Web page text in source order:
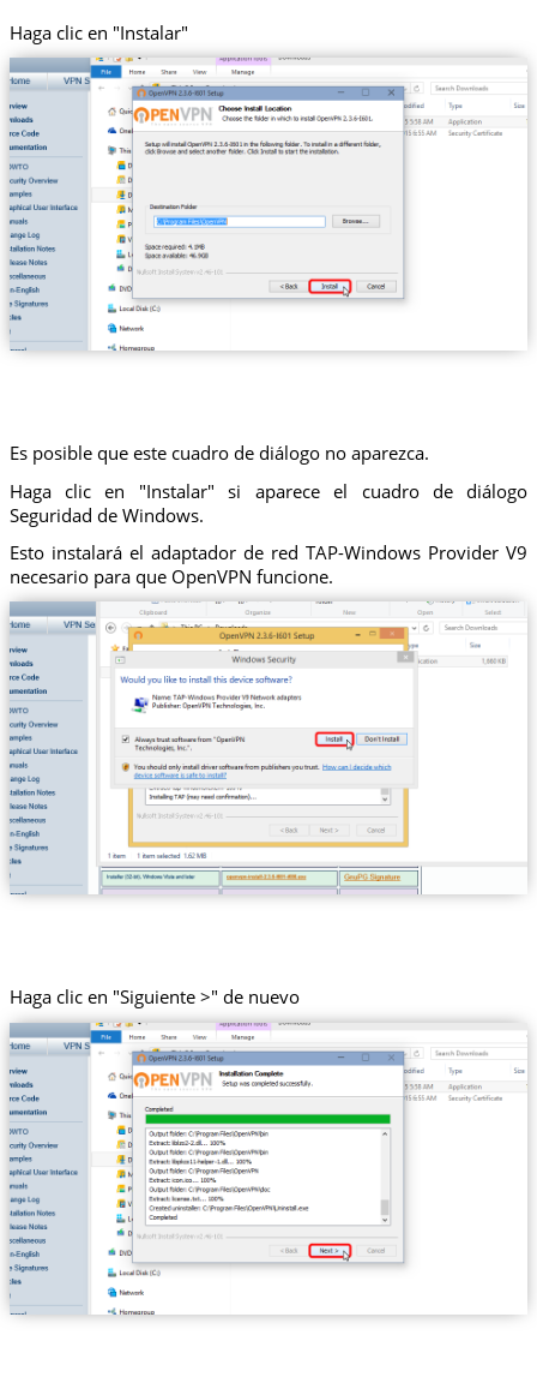
Haga clic en "Instalar"
Es posible que este cuadro de diálogo no aparezca.
Haga clic en "Instalar" si aparece el cuadro de diálogo
Seguridad de Windows.
Esto instalará el adaptador de red TAP-Windows Provider V9
necesario para que OpenVPN funcione.
Haga clic en "Siguiente >" de nuevo